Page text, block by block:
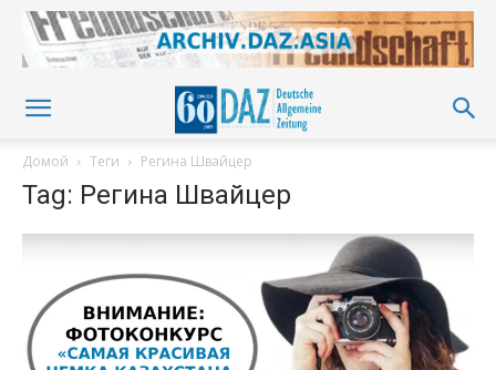
Домой Теги Регина Швайцер
Tag: Регина Швайцер